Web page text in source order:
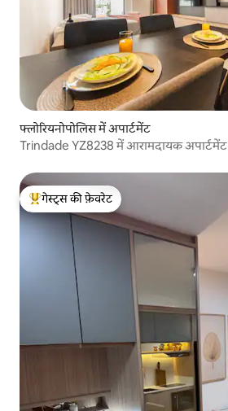
फ्लोरियनोपोलिस में अपार्टमेंट
Trindade YZ8238 में आरामदायक अपार्टमेंट
गेस्ट्स का टॉप फ़ेवरेट
गेस्ट्स की फ़ेवरेट